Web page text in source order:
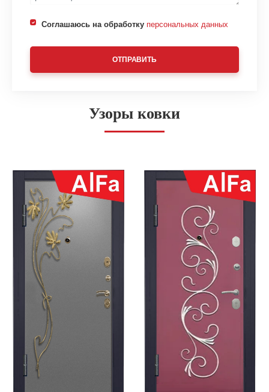
Соглашаюсь на обработку персональных данных
ОТПРАВИТЬ
Узоры ковки